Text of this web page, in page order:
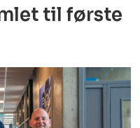
til første